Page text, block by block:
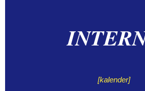
IN
[kalender]